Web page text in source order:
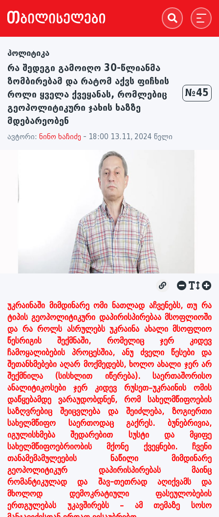
პოლიტიკა
რა შედეგი გამოიღო 30-წლიანმა
ზომბირებამ და რატომ აქვს ფიჩხის
როლი ყველა ქვეყანას, რომლებიც
გეოპოლიტიკური ჯახის ხაზზე
მდებარეობენ
№45
ავტორი: ნინო ხაჩიძე - 18:00 13.11, 2024 წელი
უკრაინაში მიმდინარე ომი ნათლად აჩვენებს, თუ რა
ტიპის გეოპოლიტიკური დაპირისპირებაა მსოფლიოში
და რა როლს ასრულებს უკრაინა ახალი მსოფლიო
წესრიგის შექმნაში, რომელიც ჯერ კიდევ
ჩამოყალიბების პროცესშია, ანუ ძველი წესები და
შეთანხმებები აღარ მოქმედებს, ხოლო ახალი ჯერ არ
შექმნილა (სისხლით იწერება). საერთაშორისო
ანალიტიკოსები ჯერ კიდევ რუსეთ–უკრაინის ომის
დაწყებამდე ვარაუდობდნენ, რომ სახელმწიფოების
საზღვრებიც შეიცვლება და შეიძლება, ზოგიერთი
სახელმწიფო საერთოდაც გაქრეს. ბუნებრივია,
იგულისხმება შედარებით სუსტი და მყიფე
სახელმწიფოებრიობის მქონე ქვეყნები. ჩვენი
თანამემამულეების ნაწილი მიმდინარე
გეოპოლიტიკურ დაპირისპირებას მაინც
რომანტიკულად და შავ-თეთრად აღიქვამს და
მხოლოდ დემოკრატიული ფასეულობების
ერთგულებას უკავშირებს – ამ თემაზე სოსო